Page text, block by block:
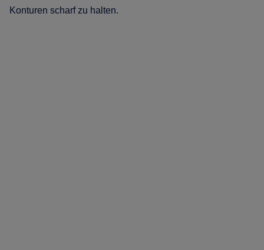
Konturen scharf zu halten.